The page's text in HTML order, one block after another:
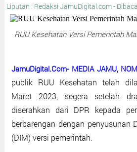
Liputan : Redaksi JamuDigital.com -
RUU Kesehatan Versi Pemerintah
JamuDigital.Com- MEDIA JAMU,
publik RUU Kesehatan telah
Maret 2023, segera setelah
diserahkan dari DPR kepada
berbarengan dengan penyusunan
(DIM) versi pemerintah.